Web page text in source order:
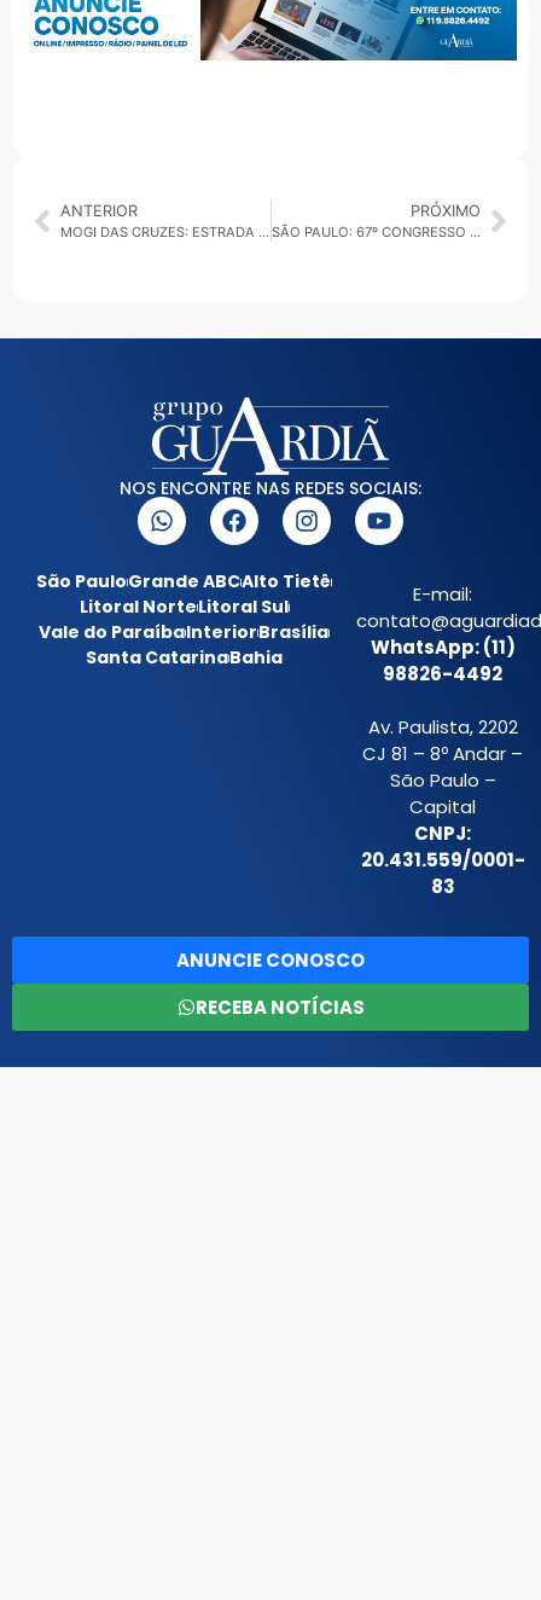
ANTERIOR
MOGI DAS CRUZES: ESTRADA DO PAVAN SERÁ INTERDITADA NESTA QUARTA-FEIRA (27) PARA SERVIÇOS DE TAPA-BURACO
PRÓXIMO
SÃO PAULO: 67º CONGRESSO ESTADUAL DE MUNICÍPIOS ESTREIA E PROMETE SER A MAIOR EDIÇÃO DA HISTÓRIA
NOS ENCONTRE NAS REDES SOCIAIS:
São PauloGrande ABCAlto Tietê
Litoral NorteLitoral Sul
Vale do ParaíbaInteriorBrasília
Santa CatarinaBahia
E-mail:
WhatsApp: (11)
98826-4492
Av. Paulista, 2202
CJ 81 – 8º Andar –
São Paulo –
Capital
CNPJ:
20.431.559/0001-
83
ANUNCIE CONOSCO
RECEBA NOTÍCIAS